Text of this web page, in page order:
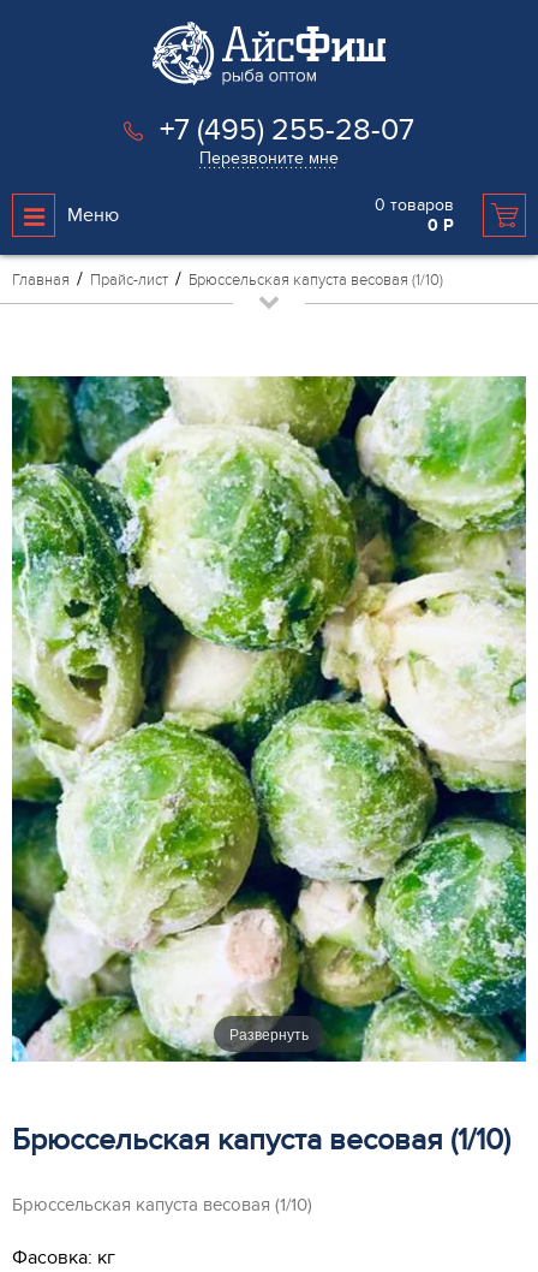
+7 (495) 255-28-07
Перезвоните мне
Меню 0 товаров
0 Р
Главная Прайс-лист Брюссельская капуста весовая (1/10)
Развернуть
Брюссельская капуста весовая (1/10)
Брюссельская капуста весовая (1/10)
Фасовка: кг